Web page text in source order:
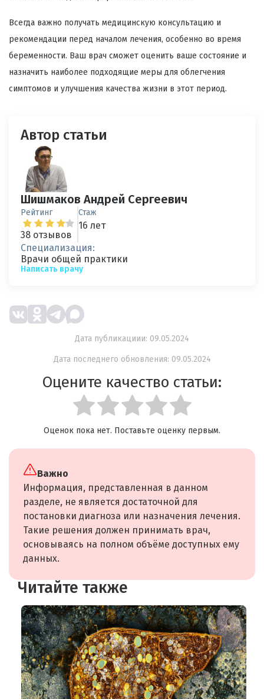
Всегда важно получать медицинскую консультацию и
рекомендации перед началом лечения, особенно во время
беременности. Ваш врач сможет оценить ваше состояние и
назначить наиболее подходящие меры для облегчения
симптомов и улучшения качества жизни в этот период.
Автор статьи
Шишмаков Андрей Сергеевич
Рейтинг
38 отзывов
Стаж
16 лет
Специализация:
Врачи общей практики
Написать врачу
Дата публикациии: 09.05.2024
Дата последнего обновления: 09.05.2024
Оцените качество статьи:
Оценок пока нет. Поставьте оценку первым.
Важно
Информация, представленная в данном
разделе, не является достаточной для
постановки диагноза или назначения лечения.
Такие решения должен принимать врач,
основываясь на полном объёме доступных ему
данных.
Читайте также